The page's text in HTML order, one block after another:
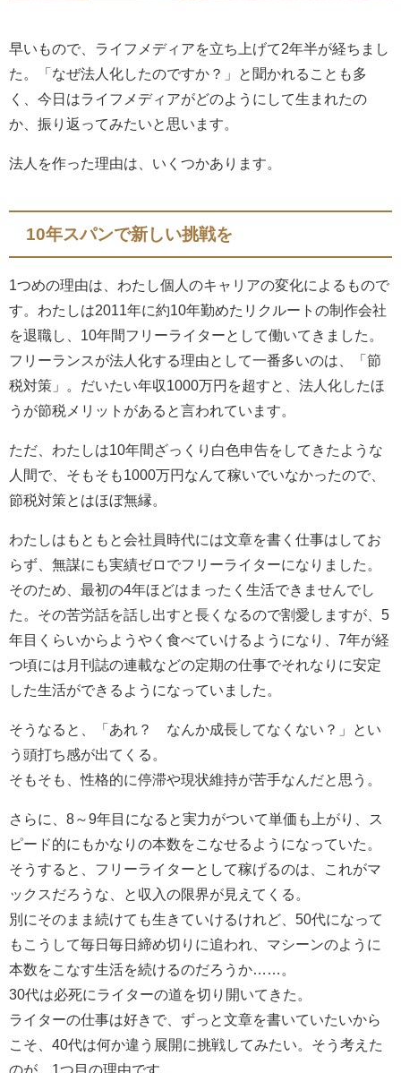
早いもので、ライフメディアを立ち上げて2年半が経ちまし
た。「なぜ法人化したのですか？」と聞かれることも多
く、今日はライフメディアがどのようにして生まれたの
か、振り返ってみたいと思います。
法人を作った理由は、いくつかあります。
10年スパンで新しい挑戦を
1つめの理由は、わたし個人のキャリアの変化によるもので
す。わたしは2011年に約10年勤めたリクルートの制作会社
を退職し、10年間フリーライターとして働いてきました。
フリーランスが法人化する理由として一番多いのは、「節
税対策」。だいたい年収1000万円を超すと、法人化したほ
うが節税メリットがあると言われています。
ただ、わたしは10年間ざっくり白色申告をしてきたような
人間で、そもそも1000万円なんて稼いでいなかったので、
節税対策とはほぼ無縁。
わたしはもともと会社員時代には文章を書く仕事はしてお
らず、無謀にも実績ゼロでフリーライターになりました。
そのため、最初の4年ほどはまったく生活できませんでし
た。その苦労話を話し出すと長くなるので割愛しますが、5
年目くらいからようやく食べていけるようになり、7年が経
つ頃には月刊誌の連載などの定期の仕事でそれなりに安定
した生活ができるようになっていました。
そうなると、「あれ？ なんか成長してなくない？」とい
う頭打ち感が出てくる。
そもそも、性格的に停滞や現状維持が苦手なんだと思う。
さらに、8～9年目になると実力がついて単価も上がり、ス
ピード的にもかなりの本数をこなせるようになっていた。
そうすると、フリーライターとして稼げるのは、これがマ
ックスだろうな、と収入の限界が見えてくる。
別にそのまま続けても生きていけるけれど、50代になって
もこうして毎日毎日締め切りに追われ、マシーンのように
本数をこなす生活を続けるのだろうか……。
30代は必死にライターの道を切り開いてきた。
ライターの仕事は好きで、ずっと文章を書いていたいから
こそ、40代は何か違う展開に挑戦してみたい。そう考えた
のが、1つ目の理由です。